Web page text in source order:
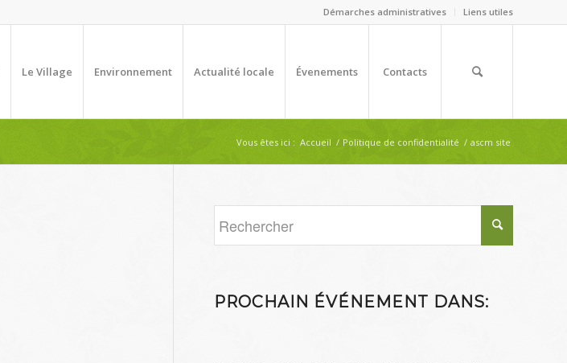
Démarches administratives Liens utiles
Le Village Environnement Actualité locale Évenements Contacts
Vous êtes ici : Accueil / Politique de confidentialité / ascm site
PROCHAIN ÉVÉNEMENT DANS: